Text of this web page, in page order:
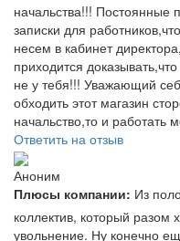
начальства!!! Постоянные
записки для
несем в кабинет
приходится
не у тебя!!! Уважающий
обходить этот магазин
начальство,то и
Ответить на отзыв
Аноним
Плюсы компании: Из
коллектив, который разом
увольнение. Ну конечно